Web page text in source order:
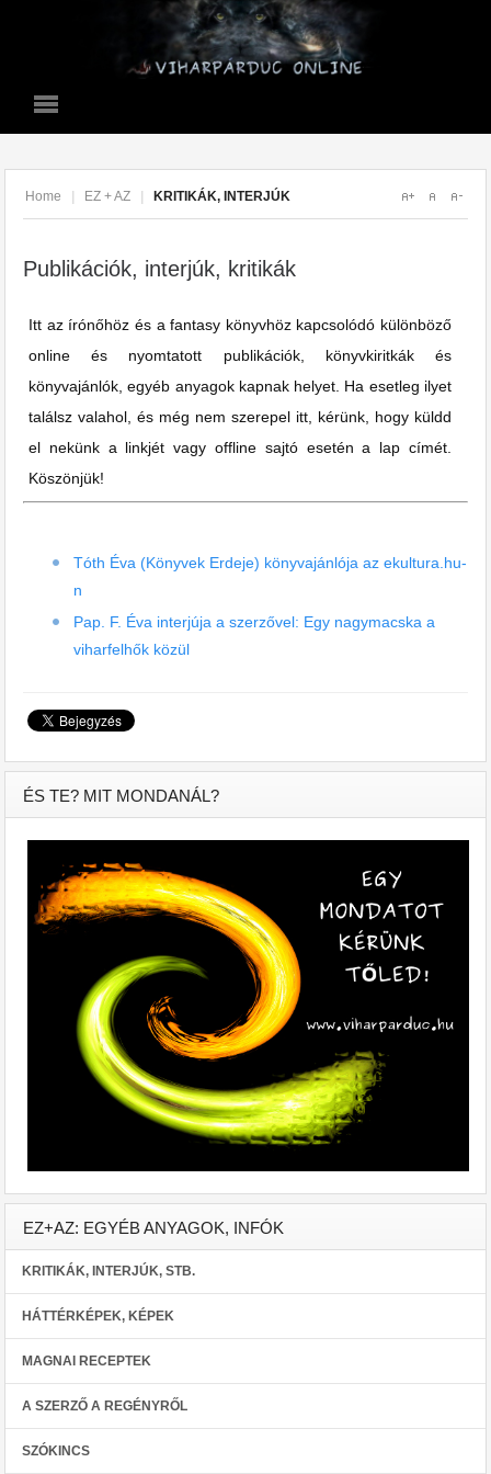
Home | EZ + AZ | KRITIKÁK, INTERJÚK
Publikációk, interjúk, kritikák
Itt az írónőhöz és a fantasy könyvhöz kapcsolódó különböző
online és nyomtatott publikációk, könyvkiritkák és
könyvajánlók, egyéb anyagok kapnak helyet. Ha esetleg ilyet
találsz valahol, és még nem szerepel itt, kérünk, hogy küldd
el nekünk a linkjét vagy offline sajtó esetén a lap címét.
Köszönjük!
Tóth Éva (Könyvek Erdeje) könyvajánlója az ekultura.hu-
n
Pap. F. Éva interjúja a szerzővel: Egy nagymacska a
viharfelhők közül
ÉS TE? MIT MONDANÁL?
EZ+AZ: EGYÉB ANYAGOK, INFÓK
KRITIKÁK, INTERJÚK, STB.
HÁTTÉRKÉPEK, KÉPEK
MAGNAI RECEPTEK
A SZERZŐ A REGÉNYRŐL
SZÓKINCS